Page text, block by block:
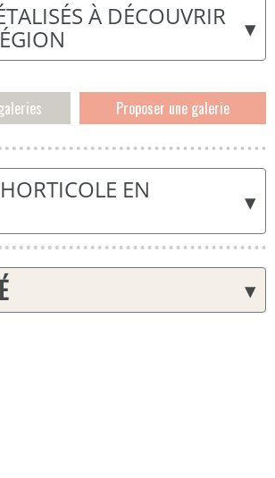
▾
À DÉCOUVRIR
Proposer une galerie
▾
EN
▾